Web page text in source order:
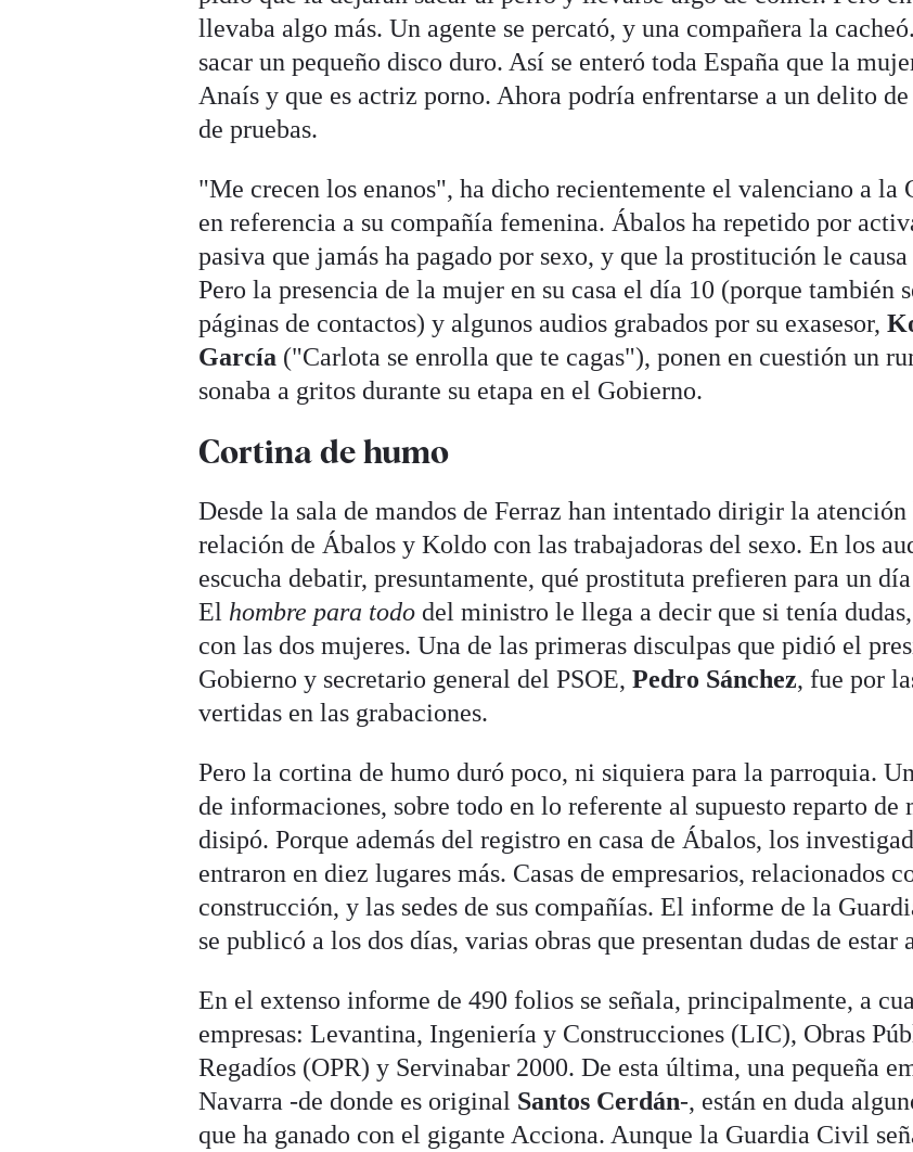
llevaba algo más. Un agente se percató, y una compañera la
sacar un pequeño disco duro. Así se enteró toda España que la
Anaís y que es actriz porno. Ahora podría enfrentarse a un delito
de pruebas.
"Me crecen los enanos", ha dicho recientemente el valenciano a la
en referencia a su compañía femenina. Ábalos ha repetido por
pasiva que jamás ha pagado por sexo, y que la prostitución le
Pero la presencia de la mujer en su casa el día 10 (porque también
páginas de contactos) y algunos audios grabados por su exasesor,
García ("Carlota se enrolla que te cagas"), ponen en cuestión un
sonaba a gritos durante su etapa en el Gobierno.
Cortina de humo
Desde la sala de mandos de Ferraz han intentado dirigir la atención
relación de Ábalos y Koldo con las trabajadoras del sexo. En los
escucha debatir, presuntamente, qué prostituta prefieren para un
El hombre para todo del ministro le llega a decir que si tenía dudas,
con las dos mujeres. Una de las primeras disculpas que pidió el
Gobierno y secretario general del PSOE,Pedro Sánchez, fue por
vertidas en las grabaciones.
Pero la cortina de humo duró poco, ni siquiera para la parroquia.
de informaciones, sobre todo en lo referente al supuesto reparto de
disipó. Porque además del registro en casa de Ábalos, los
entraron en diez lugares más. Casas de empresarios, relacionados
construcción, y las sedes de sus compañías. El informe de la
se publicó a los dos días, varias obras que presentan dudas de estar
En el extenso informe de 490 folios se señala, principalmente, a
empresas: Levantina, Ingeniería y Construcciones (LIC), Obras
Regadíos (OPR) y Servinabar 2000. De esta última, una pequeña
Navarra -de donde es original Santos Cerdán-, están en duda
que ha ganado con el gigante Acciona. Aunque la Guardia Civil